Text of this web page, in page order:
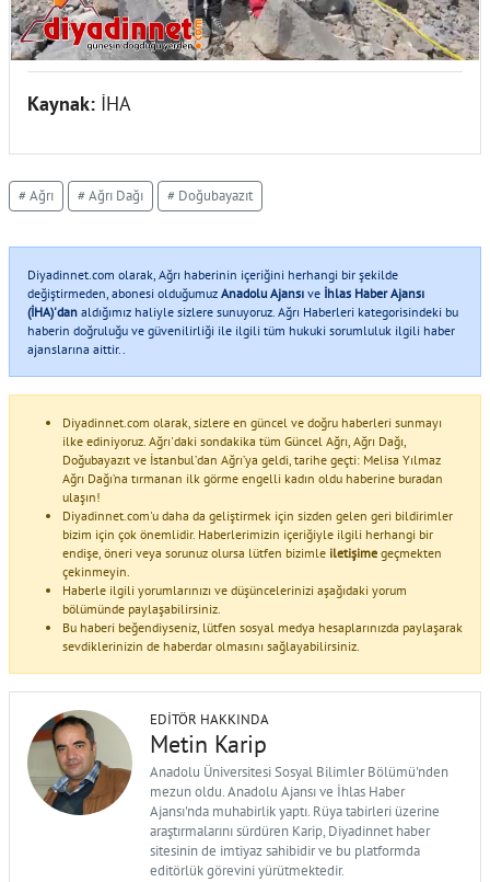
Kaynak: İHA
# Ağrı # Ağrı Dağı # Doğubayazıt
Diyadinnet.com olarak, Ağrı haberinin içeriğini herhangi bir şekilde
değiştirmeden, abonesi olduğumuz Anadolu Ajansı ve İhlas Haber Ajansı
(İHA)'dan aldığımız haliyle sizlere sunuyoruz. Ağrı Haberleri kategorisindeki bu
haberin doğruluğu ve güvenilirliği ile ilgili tüm hukuki sorumluluk ilgili haber
ajanslarına aittir..
Diyadinnet.com olarak, sizlere en güncel ve doğru haberleri sunmayı
ilke ediniyoruz. Ağrı'daki sondakika tüm Güncel Ağrı, Ağrı Dağı,
Doğubayazıt ve İstanbul’dan Ağrı’ya geldi, tarihe geçti: Melisa Yılmaz
Ağrı Dağı’na tırmanan ilk görme engelli kadın oldu haberine buradan
ulaşın!
Diyadinnet.com'u daha da geliştirmek için sizden gelen geri bildirimler
bizim için çok önemlidir. Haberlerimizin içeriğiyle ilgili herhangi bir
endişe, öneri veya sorunuz olursa lütfen bizimle iletişime geçmekten
çekinmeyin.
Haberle ilgili yorumlarınızı ve düşüncelerinizi aşağıdaki yorum
bölümünde paylaşabilirsiniz.
Bu haberi beğendiyseniz, lütfen sosyal medya hesaplarınızda paylaşarak
sevdiklerinizin de haberdar olmasını sağlayabilirsiniz.
EDITÖR HAKKINDA
Metin Karip
Anadolu Üniversitesi Sosyal Bilimler Bölümü'nden
mezun oldu. Anadolu Ajansı ve İhlas Haber
Ajansı'nda muhabirlik yaptı. Rüya tabirleri üzerine
araştırmalarını sürdüren Karip, Diyadinnet haber
sitesinin de imtiyaz sahibidir ve bu platformda
editörlük görevini yürütmektedir.